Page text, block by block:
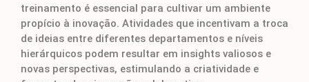
treinamento é essencial para cultivar um ambiente
propício à inovação. Atividades que incentivam a troca
de ideias entre diferentes departamentos e níveis
hierárquicos podem resultar em insights valiosos e
novas perspectivas, estimulando a criatividade e